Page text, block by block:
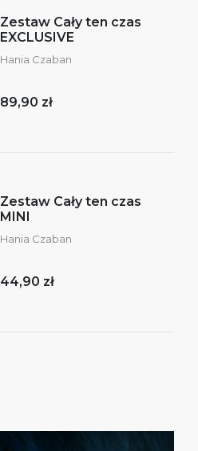
Zestaw Cały ten czas
EXCLUSIVE
Hania Czaban
89,90 zł
Zestaw Cały ten czas
MINI
Hania Czaban
44,90 zł